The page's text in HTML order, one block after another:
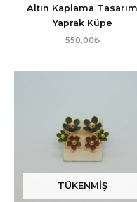
Altın Kaplama Tasarım
Yaprak Küpe
550,00₺
TÜKENMIŞ